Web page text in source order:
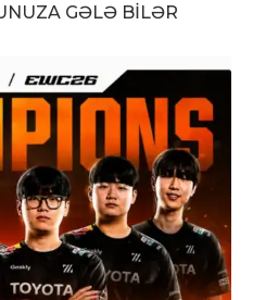
GƏLƏ BILƏR